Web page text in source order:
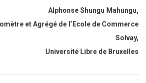
Alphonse Shungu Mahungu,
et Agrégé de l’Ecole de Commerce
Solvay,
Université Libre de Bruxelles